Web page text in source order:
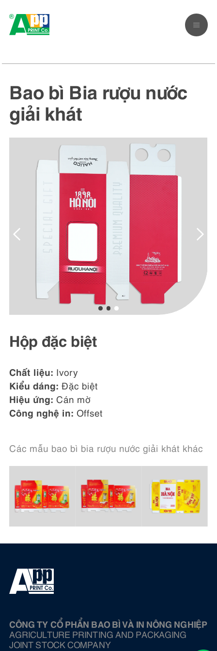
Bao bì Bia rượu nước
giải khát
Hộp đặc biệt
Chất liệu: Ivory
Kiểu dáng: Đặc biệt
Hiệu ứng: Cán mờ
Công nghệ in: Offset
Các mẫu bao bì bia rượu nước giải khát khác
CÔNG TY CỔ PHẨN BAO BÌ VÀ IN NÔNG NGHIỆP
AGRICULTURE PRINTING AND PACKAGING
JOINT STOCK COMPANY